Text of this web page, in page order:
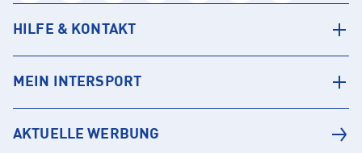
HILFE & KONTAKT
MEIN INTERSPORT
AKTUELLE WERBUNG